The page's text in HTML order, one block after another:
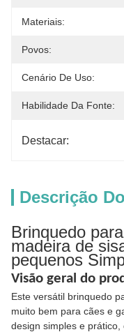
Materiais:
Povos:
Cenário De Uso:
Habilidade Da Fonte:
Destacar:
Descrição
Brinquedo
madeira de
pequenos
Visão geral do
Este versátil brinquedo
muito bem para cães e
design simples e